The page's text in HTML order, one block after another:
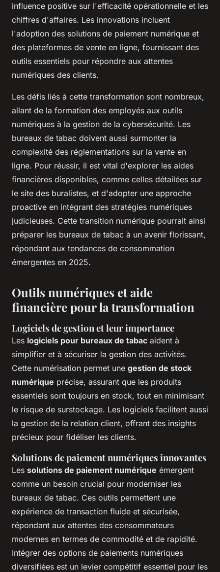
influence positive sur l'efficacité opérationnelle et les
chiffres d'affaires. Les innovations incluent
l'adoption des solutions de paiement numérique et
des plateformes de vente en ligne, fournissant des
outils essentiels pour répondre aux attentes
numériques des clients.
Les défis liés à cette transformation sont nombreux,
allant de la formation des employés aux outils
numériques à la gestion de la cybersécurité. Les
bureaux de tabac doivent aussi surmonter la
complexité des réglementations sur la vente en
ligne. Pour réussir, il est vital d'explorer les aides
financières disponibles, comme celles détailées sur
le site des buralistes, et d'adopter une approche
proactive en intégrant des stratégies numériques
judicieuses. Cette transition numérique pourrait ainsi
préparer les bureaux de tabac à un avenir florissant,
répondant aux tendances de consommation
émergentes en 2025.
Outils numériques et aide
financière pour la transformation
Logiciels de gestion et leur importance
Les logiciels pour bureaux de tabac aident à
simplifier et à sécuriser la gestion des activités.
Cette numérisation permet une gestion de stock
numérique précise, assurant que les produits
essentiels sont toujours en stock, tout en minimisant
le risque de surstockage. Les logiciels facilitent aussi
la gestion de la relation client, offrant des insights
précieux pour fidéliser les clients.
Solutions de paiement numériques innovantes
Les solutions de paiement numérique émergent
comme un besoin crucial pour moderniser les
bureaux de tabac. Ces outils permettent une
expérience de transaction fluide et sécurisée,
répondant aux attentes des consommateurs
modernes en termes de commodité et de rapidité.
Intégrer des options de paiements numériques
diversifiées est un levier compétitif essentiel pour les